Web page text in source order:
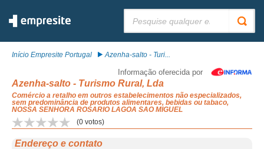
Início Empresite Portugal Azenha-salto - Turi...
Informação oferecida por
Azenha-salto - Turismo Rural, Lda
Comércio a retalho em outros estabelecimentos não especializados,
sem predominância de produtos alimentares, bebidas ou tabaco,
NOSSA SENHORA ROSARIO LAGOA SAO MIGUEL
(0 votos)
Endereço e contato